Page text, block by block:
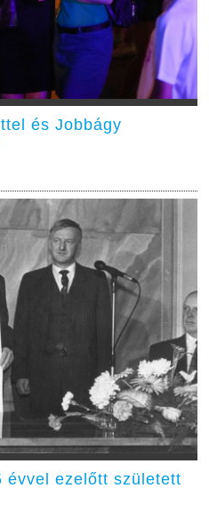
és Jobbágy
évvel ezelőtt született